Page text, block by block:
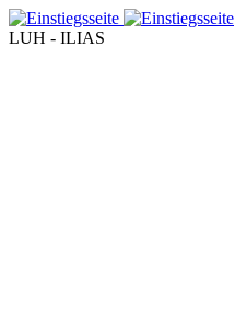
LUH - ILIAS